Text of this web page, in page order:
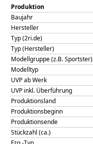
Produktion
Baujahr
Hersteller
Typ (2ri.de)
Typ (Hersteller)
Modellgruppe (z.B. Sportster)
Modelltyp
UVP ab Werk
UVP inkl. Überführung
Produktionsland
Produktionsbeginn
Produktionsende
Stückzahl (ca.)